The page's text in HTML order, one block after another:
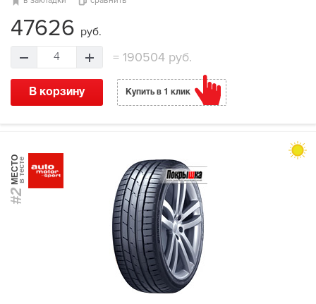
47626 руб.
4 =190504 руб.
В корзину Купить в 1 клик
#2
МЕСТОв тесте